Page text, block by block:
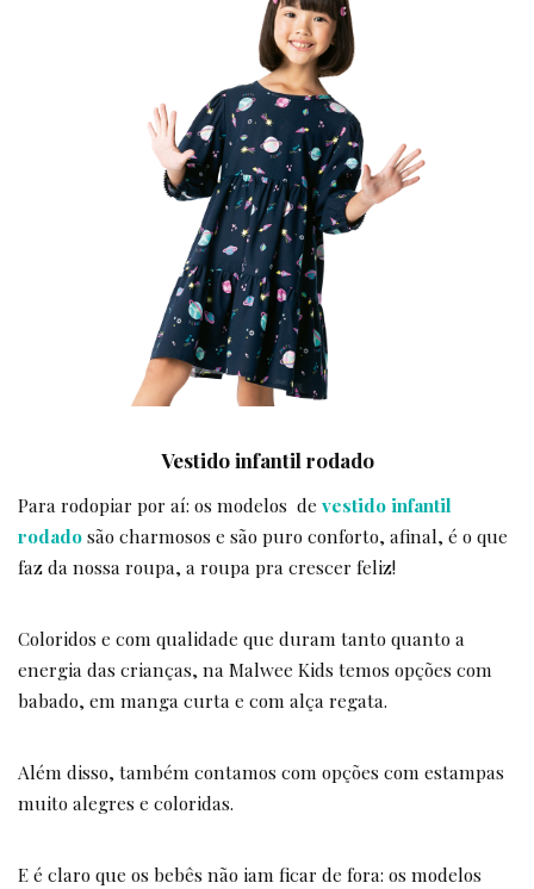
Vestido infantil rodado
Para rodopiar por aí: os modelos de vestido infantil
rodadosão charmosos e são puro conforto, afinal, é o que
faz da nossa roupa, a roupa pra crescer feliz!
Coloridos e com qualidade que duram tanto quanto a
energia das crianças, na Malwee Kids temos opções com
babado, em manga curta e com alça regata.
Além disso, também contamos com opções com estampas
muito alegres e coloridas.
E é claro que os bebês não iam ficar de fora: os modelos